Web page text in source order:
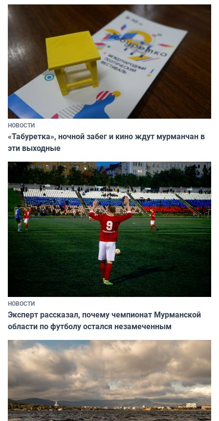
НОВОСТИ
«Табуретка», ночной забег и кино ждут мурманчан в
эти выходные
НОВОСТИ
Эксперт рассказал, почему чемпионат Мурманской
области по футболу остался незамеченным